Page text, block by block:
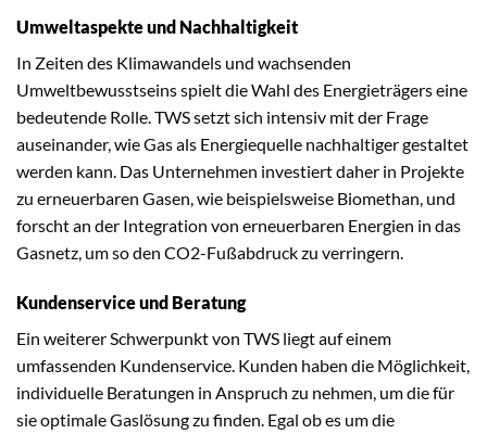
Umweltaspekte und Nachhaltigkeit
In Zeiten des Klimawandels und wachsenden
Umweltbewusstseins spielt die Wahl des Energieträgers eine
bedeutende Rolle. TWS setzt sich intensiv mit der Frage
auseinander, wie Gas als Energiequelle nachhaltiger gestaltet
werden kann. Das Unternehmen investiert daher in Projekte
zu erneuerbaren Gasen, wie beispielsweise Biomethan, und
forscht an der Integration von erneuerbaren Energien in das
Gasnetz, um so den CO2-Fußabdruck zu verringern.
Kundenservice und Beratung
Ein weiterer Schwerpunkt von TWS liegt auf einem
umfassenden Kundenservice. Kunden haben die Möglichkeit,
individuelle Beratungen in Anspruch zu nehmen, um die für
sie optimale Gaslösung zu finden. Egal ob es um die